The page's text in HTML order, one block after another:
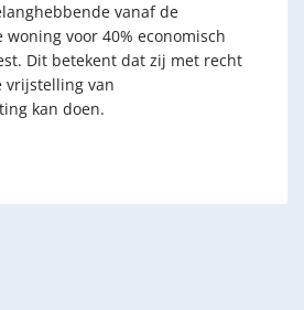
vanaf de
voor 40% economisch
Dit betekent dat zij met recht
vrijstelling van
kan doen.